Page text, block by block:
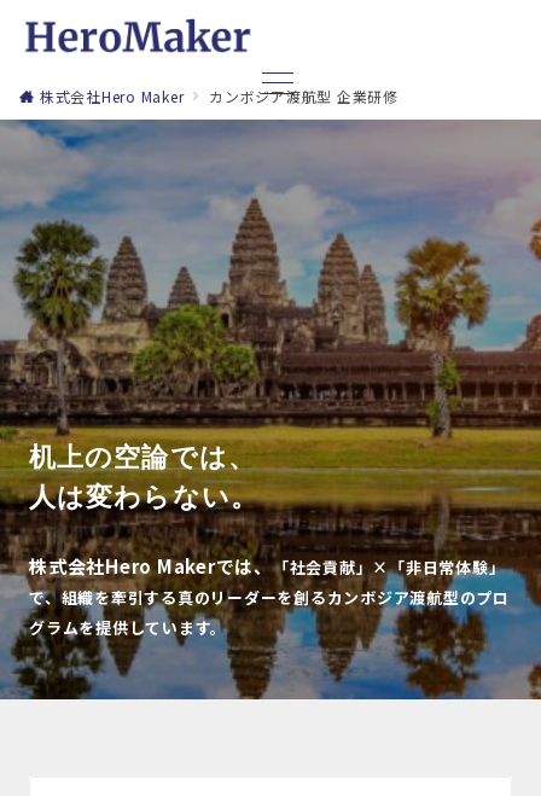
株式会社Hero Maker カンボジア渡航型 企業研修
机上の空論では、
人は変わらない。
株式会社Hero Makerでは、「社会貢献」×「非日常体験」
で、組織を牽引する真のリーダーを創るカンボジア渡航型のプロ
グラムを提供しています。